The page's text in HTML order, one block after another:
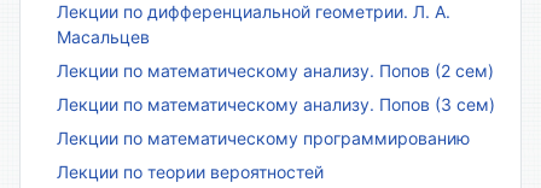
Лекции по дифференциальной геометрии. Л. А.
Масальцев
Лекции по математическому анализу. Попов (2 сем)
Лекции по математическому анализу. Попов (3 сем)
Лекции по математическому программированию
Лекции по теории вероятностей